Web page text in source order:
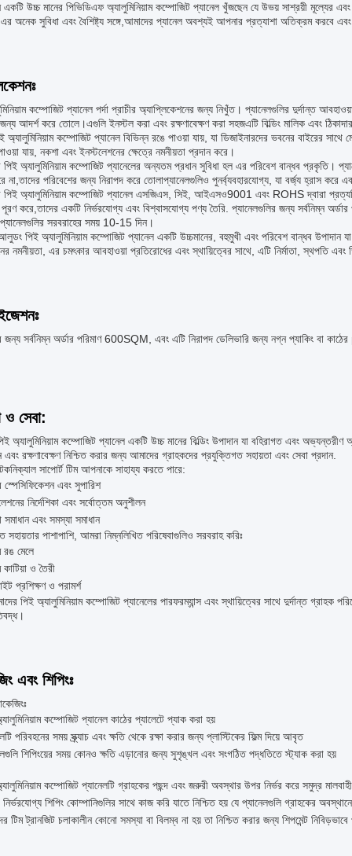
উচ্চ মানের পিভিডিএফ অ্যালুমিনিয়াম কম্পোজিট প্যানেল খুঁজছেন যে উভয় সাশ্রয়ী মূল্যের
অনেক সুবিধা এবং বৈশিষ্ট্য সঙ্গে,আমাদের প্যানেল অবশ্যই আপনার প্রত্যাশা অতিক্রম করবে
কম্পোজিট প্যানেল পর্দা প্রাচীর অ্যাপ্লিকেশনের জন্য নিখুঁত। প্যানেলগুলির দুর্দান্ত
জন্য আদর্শ করে তোলে।এগুলি ইনস্টল করা এবং রক্ষণাবেক্ষণ করা সহজএটি বিল্ডিং মালিক এবং
কম্পোজিট প্যানেল বিভিন্ন রঙে পাওয়া যায়, যা ডিজাইনারদের ভবনের বাইরের
যায়, নকশা এবং ইনস্টলেশনের ক্ষেত্রে নমনীয়তা প্রদান করে।
অ্যালুমিনিয়াম কম্পোজিট প্যানেলের অন্যতম প্রধান সুবিধা হল এর পরিবেশ বান্ধব প্রকৃতি।
না,তাদের পরিবেশের জন্য নিরাপদ করে তোলাপ্যানেলগুলিও পুনর্ব্যবহারযোগ্য, যা বর্জ্য হ্রাস করে
অ্যালুমিনিয়াম কম্পোজিট প্যানেল এসজিএস, সিই, আইএসও9001 এবং ROHS দ্বারা
পূরণ করে,তাদের একটি নির্ভরযোগ্য এবং বিশ্বাসযোগ্য পণ্য তৈরি. প্যানেলগুলির জন্য সর্বনিম্ন
সরবরাহের সময় 10-15 দিন।
পিই অ্যালুমিনিয়াম কম্পোজিট প্যানেল একটি উচ্চমানের, বহুমুখী এবং পরিবেশ বান্ধব উপাদান
নমনীয়তা, এর চমৎকার আবহাওয়া প্রতিরোধের এবং স্থায়িত্বের সাথে, এটি নির্মাতা, স্থপতি
সর্বনিম্ন অর্ডার পরিমাণ 600SQM, এবং এটি নিরাপদ ডেলিভারি জন্য নগ্ন প্যাকিং বা
ও সেবা:
অ্যালুমিনিয়াম কম্পোজিট প্যানেল একটি উচ্চ মানের বিল্ডিং উপাদান যা বহিরাগত এবং
এবং রক্ষণাবেক্ষণ নিশ্চিত করার জন্য আমাদের গ্রাহকদের প্রযুক্তিগত সহায়তা এবং সেবা প্রদান.
সাপোর্ট টিম আপনাকে সাহায্য করতে পারে:
স্পেসিফিকেশন এবং সুপারিশ
নির্দেশিকা এবং সর্বোত্তম অনুশীলন
সমাধান এবং সমস্যা সমাধান
সহায়তার পাশাপাশি, আমরা নিম্নলিখিত পরিষেবাগুলিও সরবরাহ করিঃ
রঙ মেলে
কাটিয়া ও তৈরী
প্রশিক্ষণ ও পরামর্শ
পিই অ্যালুমিনিয়াম কম্পোজিট প্যানেলের পারফরম্যান্স এবং স্থায়িত্বের সাথে দুর্দান্ত গ্রাহক
এবং শিপিংঃ
কম্পোজিট প্যানেল কাঠের প্যালেটে প্যাক করা হয়
পরিবহনের সময় স্ক্র্যাচ এবং ক্ষতি থেকে রক্ষা করার জন্য প্লাস্টিকের ফিল্ম দিয়ে আবৃত
শিপিংয়ের সময় কোনও ক্ষতি এড়ানোর জন্য সুশৃঙ্খল এবং সংগঠিত পদ্ধতিতে স্ট্যাক করা হয়
কম্পোজিট প্যানেলটি গ্রাহকের পছন্দ এবং জরুরী অবস্থার উপর নির্ভর করে সমুদ্র মালবাহী
শিপিং কোম্পানিগুলির সাথে কাজ করি যাতে নিশ্চিত হয় যে প্যানেলগুলি গ্রাহকের
টিম ট্রানজিট চলাকালীন কোনো সমস্যা বা বিলম্ব না হয় তা নিশ্চিত করার জন্য শিপমেন্ট নিবিড়ভাবে